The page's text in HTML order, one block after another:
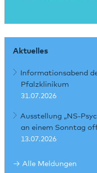
Aktuelles
Informationsabend
Pfalzklinikum
31.07.2026
Ausstellung „NS-
an einem Sonntag
13.07.2026
Alle Meldungen